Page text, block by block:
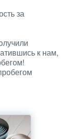
за
к нам,